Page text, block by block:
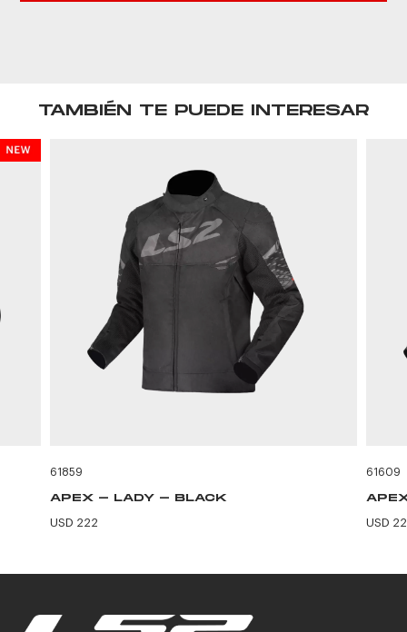
TAMBIÉN TE PUEDE INTERESAR
61859
APEX - LADY - BLACK
USD 222
61609
USD